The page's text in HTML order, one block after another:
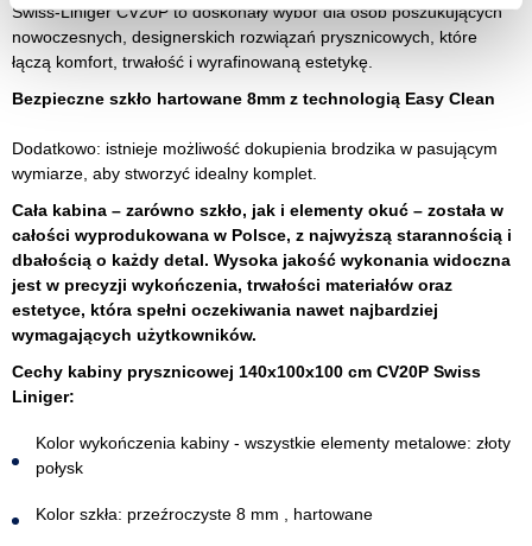
Swiss-Liniger CV20P to doskonały wybór dla osób poszukujących
nowoczesnych, designerskich rozwiązań prysznicowych, które
łączą komfort, trwałość i wyrafinowaną estetykę.
Bezpieczne szkło hartowane 8mm z technologią Easy Clean
Dodatkowo: istnieje możliwość dokupienia brodzika w pasującym
wymiarze, aby stworzyć idealny komplet.
Cała kabina – zarówno szkło, jak i elementy okuć – została w
całości wyprodukowana w Polsce, z najwyższą starannością i
dbałością o każdy detal. Wysoka jakość wykonania widoczna
jest w precyzji wykończenia, trwałości materiałów oraz
estetyce, która spełni oczekiwania nawet najbardziej
wymagających użytkowników.
Cechy kabiny prysznicowej 140x100x100 cm CV20P Swiss
Liniger:
Kolor wykończenia kabiny - wszystkie elementy metalowe: złoty
połysk
Kolor szkła: przeźroczyste 8 mm , hartowane